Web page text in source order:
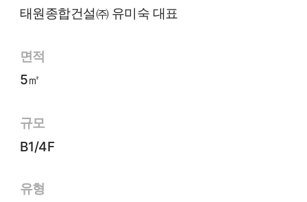
태원종합건설㈜ 유미숙 대표
면적
5㎡
규모
B1/4F
유형